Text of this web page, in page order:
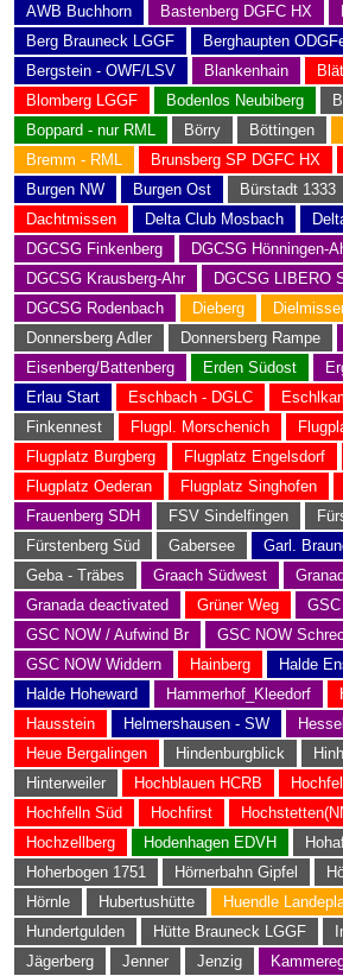
AWB Buchhorn
Bastenberg DGFC HX
Berg Brauneck LGGF
Berghaupten
Bergstein - OWF/LSV
Blankenhain
Blomberg LGGF
Bodenlos Neubiberg
Boppard - nur RML
Börry Böttingen
Bremm - RML
Brunsberg SP DGFC HX
Burgen NW
Burgen Ost Bürstadt 1333
Dachtmissen
Delta Club Mosbach
DGCSG Finkenberg
DGCSG Hönningen-
DGCSG Krausberg-Ahr
DGCSG LIBERO
DGCSG Rodenbach
Dieberg
Donnersberg Adler
Donnersberg Rampe
Eisenberg/Battenberg
Erden Südost
Erlau Start
Eschbach - DGLC
Finkennest
Flugpl. Morschenich
Flugplatz Burgberg
Flugplatz Engelsdorf
Flugplatz Oederan
Flugplatz Singhofen
Frauenberg SDH
FSV Sindelfingen
Fürstenberg Süd
Gabersee
Garl.
Geba - Träbes
Graach Südwest
Granada deactivated
Grüner Weg
GSC NOW / Aufwind Br
GSC NOW
GSC NOW Widdern
Hainberg
Halde
Halde Hoheward
Hammerhof_Kleedorf
Hausstein
Helmershausen - SW
Heue Bergalingen
Hindenburgblick
Hinterweiler
Hochblauen HCRB
Hochfelln Süd
Hochfirst
Hochzellberg
Hodenhagen EDVH
Hoherbogen 1751
Hörnerbahn Gipfel
Hörnle
Hubertushütte Huendle
Hundertgulden
Hütte Brauneck LGGF
Jägerberg
Jenner Jenzig